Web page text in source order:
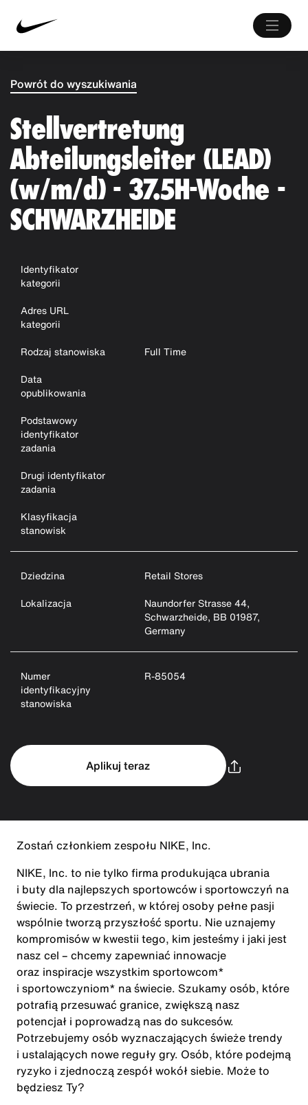
Powrót do wyszukiwania
Stellvertretung
Abteilungsleiter (LEAD)
(w/m/d) - 37.5H-Woche -
SCHWARZHEIDE
Identyfikator
kategorii
Adres URL
kategorii
Rodzaj stanowiska
Full Time
Data
opublikowania
Podstawowy
identyfikator
zadania
Drugi identyfikator
zadania
Klasyfikacja
stanowisk
Dziedzina
Retail Stores
Lokalizacja
Naundorfer Strasse 44,
Schwarzheide, BB 01987,
Germany
Numer
identyfikacyjny
stanowiska
R-85054
Aplikuj teraz
Zostań członkiem zespołu NIKE, Inc.
NIKE, Inc. to nie tylko firma produkująca ubrania
i buty dla najlepszych sportowców i sportowczyń na
świecie. To przestrzeń, w której osoby pełne pasji
wspólnie tworzą przyszłość sportu. Nie uznajemy
kompromisów w kwestii tego, kim jesteśmy i jaki jest
nasz cel – chcemy zapewniać innowacje
oraz inspiracje wszystkim sportowcom*
i sportowczyniom* na świecie. Szukamy osób, które
potrafią przesuwać granice, zwiększą nasz
potencjał i poprowadzą nas do sukcesów.
Potrzebujemy osób wyznaczających świeże trendy
i ustalających nowe reguły gry. Osób, które podejmą
ryzyko i zjednoczą zespół wokół siebie. Może to
będziesz Ty?